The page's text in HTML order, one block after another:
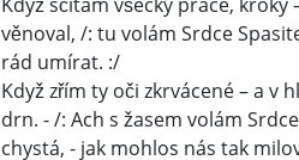
věnoval, /: tu volám Srdce
rád umírat. :/
Když zřím ty oči zkrvácené – a v
drn. - /: Ach s žasem volám
chystá, - jak mohlos nás tak